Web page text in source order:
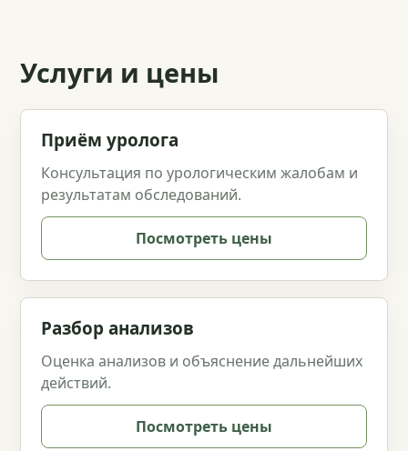
Услуги и цены
Приём уролога
Консультация по урологическим жалобам и
результатам обследований.
Посмотреть цены
Разбор анализов
Оценка анализов и объяснение дальнейших
действий.
Посмотреть цены